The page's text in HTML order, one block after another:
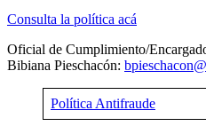
Consulta la política acá
Oficial de Cumplimiento/
Bibiana Pieschacón:
Política Antifraude